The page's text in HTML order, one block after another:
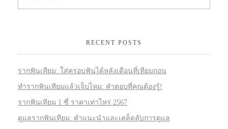
RECENT POSTS
รากฟันเทียม: ใส่ครอบฟันได้หลังเดือนที่เทียมถอน
ทำรากฟันเทียมแล้วเจ็บไหม: คำตอบที่คุณต้องรู้!
รากฟันเทียม 1 ซี่ ราคาเท่าไหร่ 2567
ดูแลรากฟันเทียม: คำแนะนำและเคล็ดลับการดูแล